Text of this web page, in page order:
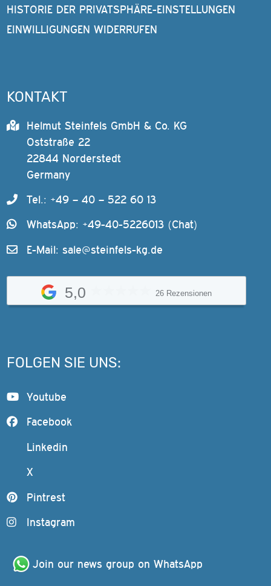
HISTORIE DER PRIVATSPHÄRE-EINSTELLUNGEN
EINWILLIGUNGEN WIDERRUFEN
KONTAKT
Helmut Steinfels GmbH & Co. KG
Oststraße 22
22844 Norderstedt
Germany
Tel.: +49 – 40 – 522 60 13
WhatsApp: +49-40-5226013 (Chat)
E-Mail: sale@steinfels-kg.de
5,0 26 Rezensionen
FOLGEN SIE UNS:
Youtube
Facebook
Linkedin
X
Pintrest
Instagram
Join our news group on WhatsApp